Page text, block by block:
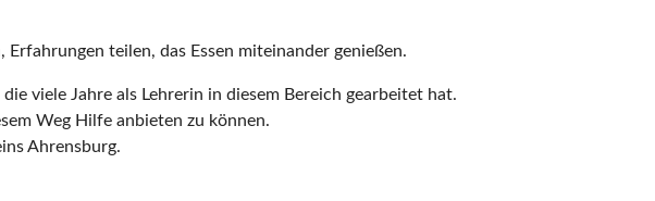
teilen, das Essen miteinander genießen.
viele Jahre als Lehrerin in diesem Bereich gearbeitet hat.
Weg Hilfe anbieten zu können.
Ahrensburg.